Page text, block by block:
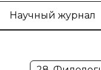
Научный журнал